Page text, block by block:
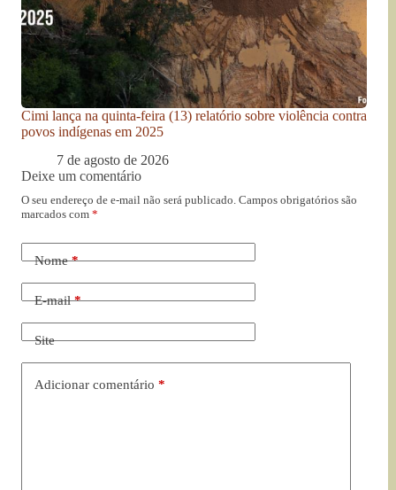
Cimi lança na quinta-feira (13) relatório sobre violência contra
povos indígenas em 2025
7 de agosto de 2026
Deixe um comentário
O seu endereço de e-mail não será publicado. Campos obrigatórios são
marcados com *
Nome*
E-mail*
Site
Adicionar comentário *